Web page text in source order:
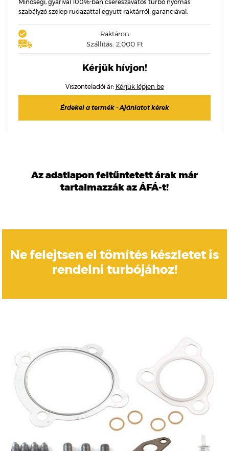
Minőségi, gyárival 100%-ban csereszavatos turbó nyomás
szabályzó szelep rudazattal együtt raktárról, garanciával.
Raktáron
Szállítás: 2.000 Ft
Kérjük hívjon!
Viszonteladói ár: Kérjük lépjen be
Érdekel a termék - Ajánlatot kérek
Az adatlapon feltűntetett árak már
tartalmazzák az ÁFÁ-t!
Ne felejtsen el tömítés készletet is
rendelni turbójához!